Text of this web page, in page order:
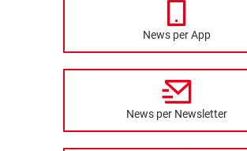
News per App
News per Newsletter